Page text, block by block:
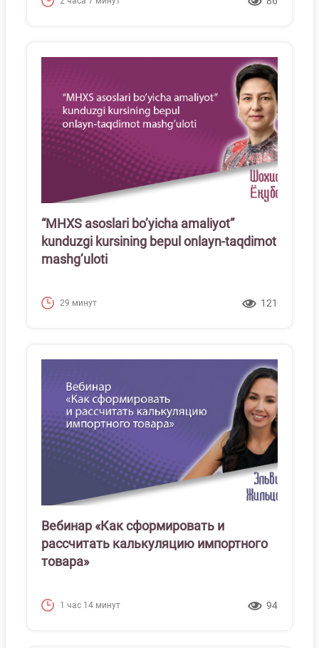
“MHXS asoslari boʼyicha amaliyot”
kunduzgi kursining bepul onlayn-taqdimot
mashgʼuloti
29 минут 121
Вебинар «Как сформировать и
рассчитать калькуляцию импортного
товара»
1 час 14 минут 94